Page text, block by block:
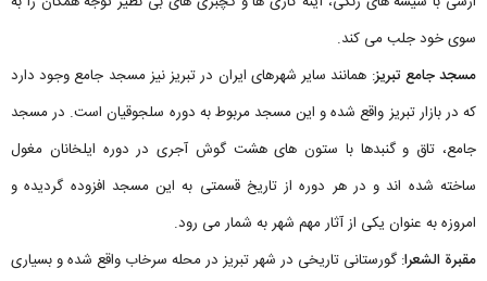
سوی خود جلب می کند.
مسجد جامع تبریز: همانند سایر شهرهای ایران در تبریز نیز مسجد جامع وجود دارد
که در بازار تبریز واقع شده و این مسجد مربوط به دوره سلجوقیان است. در مسجد
جامع، تاق و گنبدها با ستون های هشت‌ گوش آجری در دوره ایلخانان مغول
ساخته شده اند و در هر دوره از تاریخ قسمتی به این مسجد افزوده گردیده و
امروزه به عنوان یکی از آثار مهم شهر به شمار می رود.
مقبرة الشعرا: گورستانی تاریخی در شهر تبریز در محله سرخاب واقع شده و بسیاری